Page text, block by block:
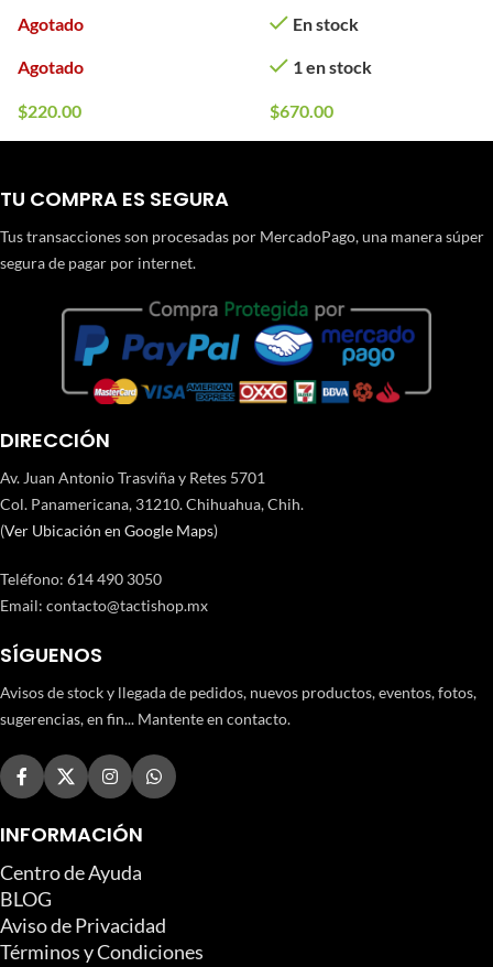
Agotado
Agotado
$220.00
En stock
1 en stock
$670.00
TU COMPRA ES SEGURA
Tus transacciones son procesadas por MercadoPago, una manera súper
segura de pagar por internet.
DIRECCIÓN
Av. Juan Antonio Trasviña y Retes 5701
Col. Panamericana, 31210. Chihuahua, Chih.
(Ver Ubicación en Google Maps)
Teléfono: 614 490 3050
Email: contacto@tactishop.mx
SÍGUENOS
Avisos de stock y llegada de pedidos, nuevos productos, eventos, fotos,
sugerencias, en fin... Mantente en contacto.
INFORMACIÓN
Centro de Ayuda
BLOG
Aviso de Privacidad
Términos y Condiciones